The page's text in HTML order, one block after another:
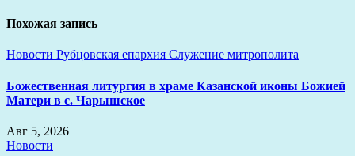
Похожая запись
Новости Рубцовская епархия Служение митрополита
Божественная литургия в храме Казанской иконы Божией
Матери в с. Чарышское
Авг 5, 2026
Новости